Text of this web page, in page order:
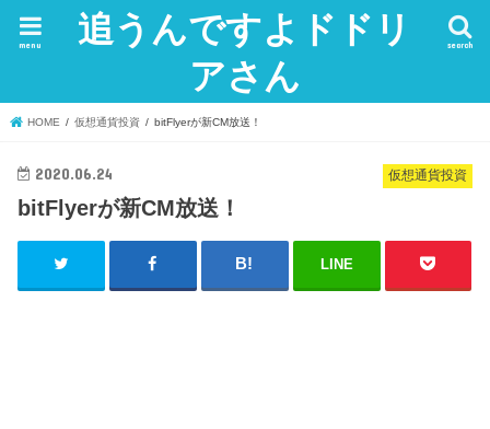
追うんですよドドリ
アさん
search
menu
HOME 仮想通貨投資 bitFlyerが新CM放送！
仮想通貨投資
2020.06.24
bitFlyerが新CM放送！
LINE